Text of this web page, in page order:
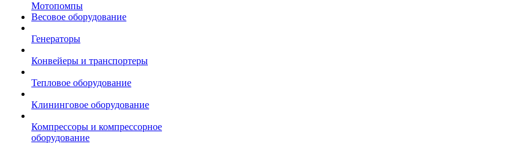
Мотопомпы
Весовое оборудование
Генераторы
Конвейеры и транспортеры
Тепловое оборудование
Клининговое оборудование
Компрессоры и компрессорное
оборудование